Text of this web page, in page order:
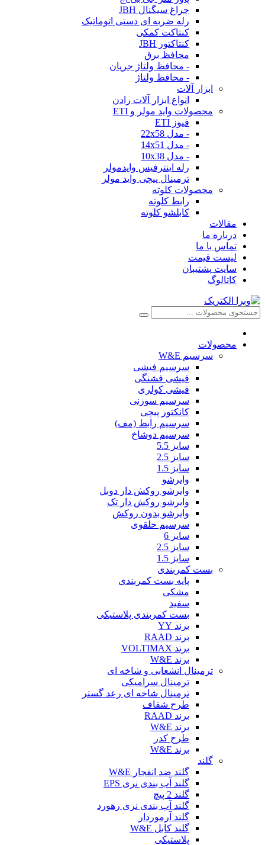
چراغ سیگنال JBH
رله ضربه ای دستی اتوماتیک
کنتاکت کمکی
کنتاکتور JBH
محافظ برق
- محافظ ولتاژ جریان
- محافظ ولتاژ
ابزار آلات
انواع ابزار آلات رادن
محصولات واید مولر و ETI
فیوز ETI
- مدل 22x58
- مدل 14x51
- مدل 10x38
رله اینترفیس وایدمولر
ترمینال پیچی واید مولر
محصولات کلوته
رابط کلوته
کابلشو کلوته
مقالات
درباره ما
تماس با ما
لیست قیمت
سایت پشتیبان
کاتالوگ
محصولات
سرسیم W&E
سرسیم فیشی
فیشی فشنگی
فیشی کولری
سرسیم سوزنی
کانکتور پیچی
سرسیم رابط (مف)
سرسیم دوشاخ
سایز 5.5
سایز 2.5
سایز 1.5
وایرشو
وایرشو روکش دار دوبل
وایرشو روکش دار تک
وایرشو بدون روکش
سرسیم حلقوی
سایز 6
سایز 2.5
سایز 1.5
بست کمربندی
پایه بست کمربندی
مشکی
سفید
بست کمربندی پلاستیکی
برند YY
برند RAAD
برند VOLTIMAX
برند W&E
ترمینال انشعابی و شاخه ای
ترمینال سرامیکی
ترمینال شاخه ای رعد گستر
طرح شفاف
برند RAAD
برند W&E
طرح کدر
برند W&E
گلند
گلند ضد انفجار W&E
گلند آب بندی نری EPS
گلند 2 پیچ
گلند آب بندی نری رهورد
گلند آرموردار
گلند کابل W&E
پلاستیکی